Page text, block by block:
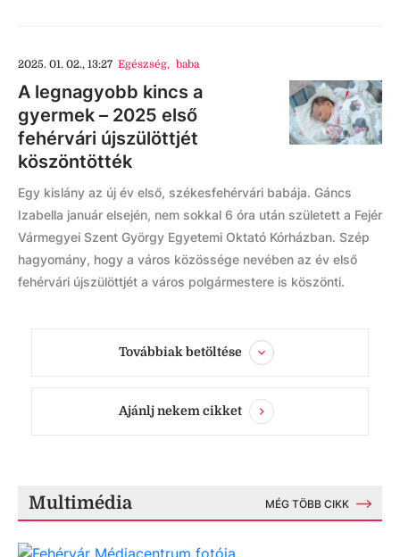
2025. 01. 02., 13:27 Egészség, baba
A legnagyobb kincs a
gyermek – 2025 első
fehérvári újszülöttjét
köszöntötték
Egy kislány az új év első, székesfehérvári babája. Gáncs
Izabella január elsején, nem sokkal 6 óra után született a Fejér
Vármegyei Szent György Egyetemi Oktató Kórházban. Szép
hagyomány, hogy a város közössége nevében az év első
fehérvári újszülöttjét a város polgármestere is köszönti.
Továbbiak betöltése
Ajánlj nekem cikket
Multimédia MÉG TÖBB CIKK